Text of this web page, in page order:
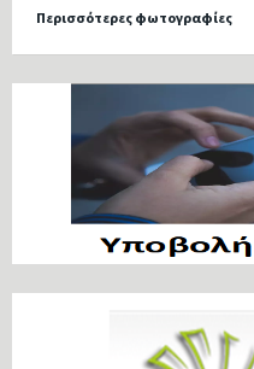
Περισσότερες φωτογραφίες